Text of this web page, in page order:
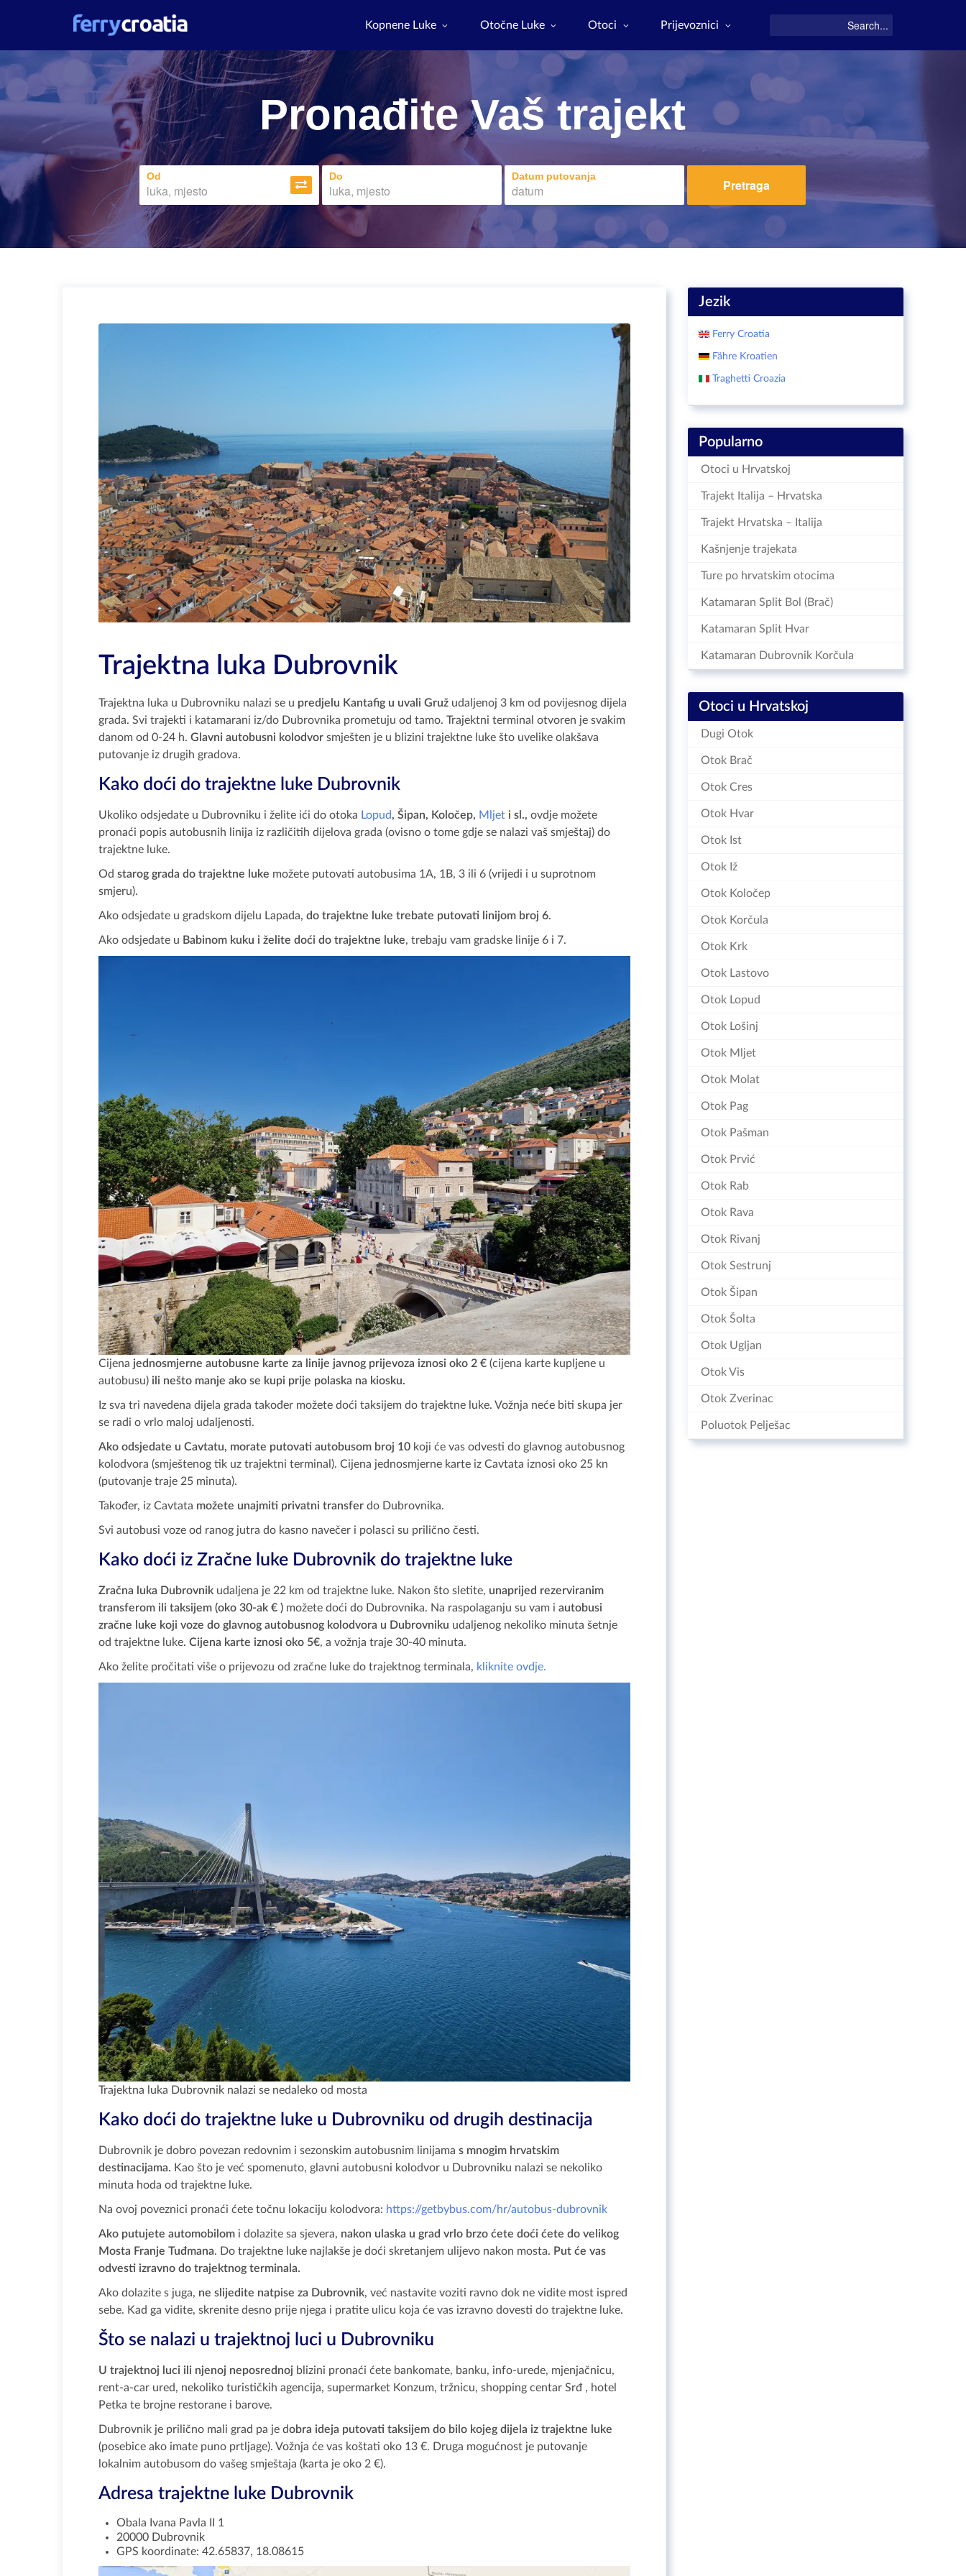
Kopnene Luke Otočne Luke Otoci Prijevoznici
Pronađite Vaš trajekt
Od Do Datum putovanja
Pretraga
Trajektna luka Dubrovnik
Trajektna luka u Dubrovniku nalazi se u predjelu Kantafig u uvali Gruž udaljenoj 3 km od povijesnog dijela
grada. Svi trajekti i katamarani iz/do Dubrovnika prometuju od tamo. Trajektni terminal otvoren je svakim
danom od 0-24 h. Glavni autobusni kolodvor smješten je u blizini trajektne luke što uvelike olakšava
putovanje iz drugih gradova.
Kako doći do trajektne luke Dubrovnik
Ukoliko odsjedate u Dubrovniku i želite ići do otoka Lopud, Šipan, Koločep, Mljet i sl., ovdje možete
pronaći popis autobusnih linija iz različitih dijelova grada (ovisno o tome gdje se nalazi vaš smještaj) do
trajektne luke.
Od starog grada do trajektne luke možete putovati autobusima 1A, 1B, 3 ili 6 (vrijedi i u suprotnom
smjeru).
Ako odsjedate u gradskom dijelu Lapada, do trajektne luke trebate putovati linijom broj 6.
Ako odsjedate u Babinom kuku i želite doći do trajektne luke, trebaju vam gradske linije 6 i 7.
Cijena jednosmjerne autobusne karte za linije javnog prijevoza iznosi oko 2 € (cijena karte kupljene u
autobusu) ili nešto manje ako se kupi prije polaska na kiosku.
Iz sva tri navedena dijela grada također možete doći taksijem do trajektne luke. Vožnja neće biti skupa jer
se radi o vrlo maloj udaljenosti.
Ako odsjedate u Cavtatu, morate putovati autobusom broj 10 koji će vas odvesti do glavnog autobusnog
kolodvora (smještenog tik uz trajektni terminal). Cijena jednosmjerne karte iz Cavtata iznosi oko 25 kn
(putovanje traje 25 minuta).
Također, iz Cavtata možete unajmiti privatni transfer do Dubrovnika.
Svi autobusi voze od ranog jutra do kasno navečer i polasci su prilično česti.
Kako doći iz Zračne luke Dubrovnik do trajektne luke
Zračna luka Dubrovnik udaljena je 22 km od trajektne luke. Nakon što sletite, unaprijed rezerviranim
transferom ili taksijem (oko 30-ak € ) možete doći do Dubrovnika. Na raspolaganju su vam i autobusi
zračne luke koji voze do glavnog autobusnog kolodvora u Dubrovniku udaljenog nekoliko minuta šetnje
od trajektne luke. Cijena karte iznosi oko 5€, a vožnja traje 30-40 minuta.
Ako želite pročitati više o prijevozu od zračne luke do trajektnog terminala, kliknite ovdje.
Trajektna luka Dubrovnik nalazi se nedaleko od mosta
Kako doći do trajektne luke u Dubrovniku od drugih destinacija
Dubrovnik je dobro povezan redovnim i sezonskim autobusnim linijama s mnogim hrvatskim
destinacijama. Kao što je već spomenuto, glavni autobusni kolodvor u Dubrovniku nalazi se nekoliko
minuta hoda od trajektne luke.
Na ovoj poveznici pronaći ćete točnu lokaciju kolodvora: https://getbybus.com/hr/autobus-dubrovnik
Ako putujete automobilom i dolazite sa sjevera, nakon ulaska u grad vrlo brzo ćete doći ćete do velikog
Mosta Franje Tuđmana. Do trajektne luke najlakše je doći skretanjem ulijevo nakon mosta. Put će vas
odvesti izravno do trajektnog terminala.
Ako dolazite s juga, ne slijedite natpise za Dubrovnik, već nastavite voziti ravno dok ne vidite most ispred
sebe. Kad ga vidite, skrenite desno prije njega i pratite ulicu koja će vas izravno dovesti do trajektne luke.
Što se nalazi u trajektnoj luci u Dubrovniku
U trajektnoj luci ili njenoj neposrednoj blizini pronaći ćete bankomate, banku, info-urede, mjenjačnicu,
rent-a-car ured, nekoliko turističkih agencija, supermarket Konzum, tržnicu, shopping centar Srđ , hotel
Petka te brojne restorane i barove.
Dubrovnik je prilično mali grad pa je dobra ideja putovati taksijem do bilo kojeg dijela iz trajektne luke
(posebice ako imate puno prtljage). Vožnja će vas koštati oko 13 €. Druga mogućnost je putovanje
lokalnim autobusom do vašeg smještaja (karta je oko 2 €).
Adresa trajektne luke Dubrovnik
Obala Ivana Pavla II 1
20000 Dubrovnik
GPS koordinate: 42.65837, 18.08615
Jezik
Ferry Croatia
Fähre Kroatien
Traghetti Croazia
Popularno
Otoci u Hrvatskoj
Trajekt Italija – Hrvatska
Trajekt Hrvatska – Italija
Kašnjenje trajekata
Ture po hrvatskim otocima
Katamaran Split Bol (Brač)
Katamaran Split Hvar
Katamaran Dubrovnik Korčula
Otoci u Hrvatskoj
Dugi Otok
Otok Brač
Otok Cres
Otok Hvar
Otok Ist
Otok Iž
Otok Koločep
Otok Korčula
Otok Krk
Otok Lastovo
Otok Lopud
Otok Lošinj
Otok Mljet
Otok Molat
Otok Pag
Otok Pašman
Otok Prvić
Otok Rab
Otok Rava
Otok Rivanj
Otok Sestrunj
Otok Šipan
Otok Šolta
Otok Ugljan
Otok Vis
Otok Zverinac
Poluotok Pelješac